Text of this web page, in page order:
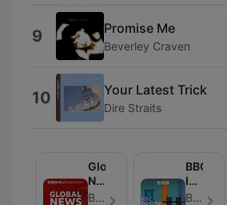
9 Promise Me
Beverley Craven
10 Your Latest Trick
Dire Straits
Global
News
Podcast
BBC World Service - ตอน 286
BBC
Inside
Science
BBC Radio 4 - ตอน 664